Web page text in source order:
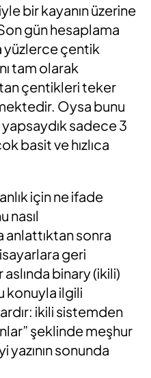
bir kayanın üzerine
gün hesaplama
yüzlerce çentik
tam olarak
çentikleri teker
Oysa bunu
sadece 3
basit ve hızlıca
için ne ifade
nasıl
anlattıktan sonra
geri
binary (ikili)
konuyla ilgili
ikili sistemden
şeklinde meşhur
yazının sonunda